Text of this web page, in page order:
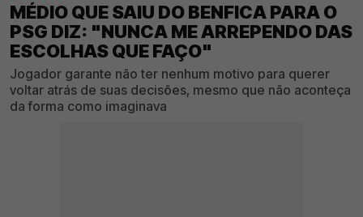
MÉDIO QUE SAIU DO BENFICA PARA O
PSG DIZ: "NUNCA ME ARREPENDO DAS
ESCOLHAS QUE FAÇO"
Jogador garante não ter nenhum motivo para querer
voltar atrás de suas decisões, mesmo que não aconteça
da forma como imaginava